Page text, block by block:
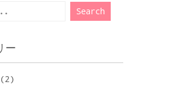
ー
(2)